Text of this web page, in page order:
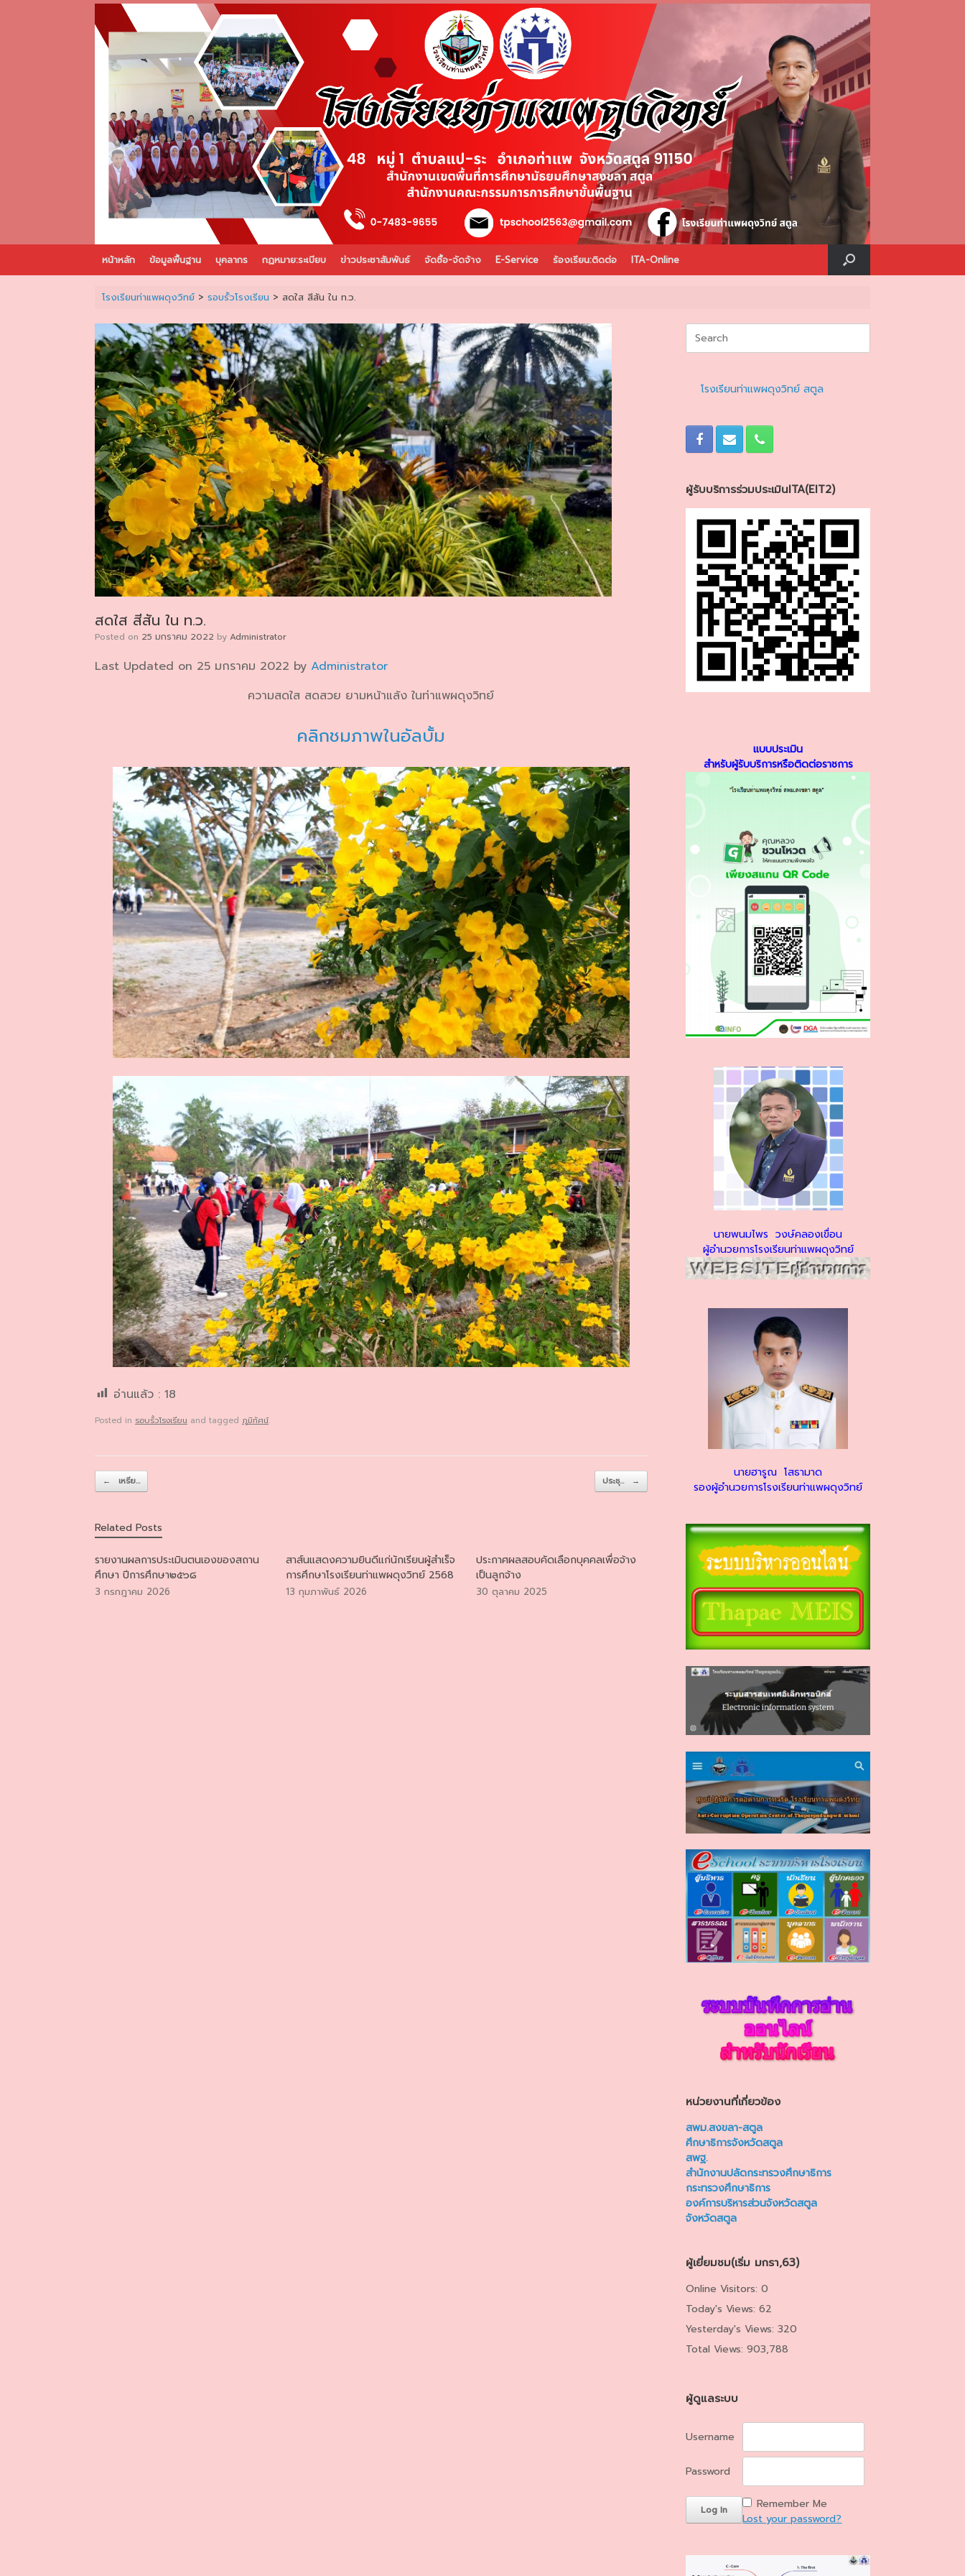
หน้าหลัก ข้อมูลพื้นฐาน บุคลากร กฏหมาย:ระเบียบ ข่าวประชาสัมพันธ์ จัดซื้อ-จัดจ้าง E-Service ร้องเรียน:ติดต่อ ITA-Online
โรงเรียนท่าแพผดุงวิทย์> รอบรั้วโรงเรียน > สดใส สีสัน ใน ท.ว.
สดใส สีสัน ใน ท.ว.
Posted on 25 มกราคม 2022 by Administrator
Last Updated on 25 มกราคม 2022 by Administrator
ความสดใส สดสวย ยามหน้าแล้ง ในท่าแพผดุงวิทย์
คลิกชมภาพในอัลบั้ม
อ่านแล้ว : 18
Posted in รอบรั้วโรงเรียน and tagged ภูมิทัศน์.
Post navigation
← เหรีย… ประชุ… →
Related Posts
รายงานผลการประเมินตนเองของสถาน
ศึกษา ปีการศึกษา๒๕๖๘
3 กรกฎาคม 2026
สาส์นแสดงความยินดีแก่นักเรียนผู้สำเร็จ
การศึกษาโรงเรียนท่าแพผดุงวิทย์ 2568
13 กุมภาพันธ์ 2026
ประกาศผลสอบคัดเลือกบุคคลเพื่อจ้าง
เป็นลูกจ้าง
30 ตุลาคม 2025
Search
for:
โรงเรียนท่าแพผดุงวิทย์ สตูล
ผู้รับบริการร่วมประเมินITA(EIT2)
แบบประเมิน
สำหรับผู้รับบริการหรือติดต่อราชการ
นายพนมไพร วงษ์คลองเขื่อน
ผู้อำนวยการโรงเรียนท่าแพผดุงวิทย์
นายฮารูณ โสธามาด
รองผู้อำนวยการโรงเรียนท่าแพผดุงวิทย์
หน่วยงานที่เกี่ยวข้อง
สพม.สงขลา-สตูล
ศึกษาธิการจังหวัดสตูล
สพฐ.
สำนักงานปลัดกระทรวงศึกษาธิการ
กระทรวงศึกษาธิการ
องค์การบริหารส่วนจังหวัดสตูล
จังหวัดสตูล
ผู้เยี่ยมชม(เริ่ม มกรา,63)
Online Visitors:0
Today's Views:62
Yesterday's Views:320
Total Views:903,788
ผู้ดูแลระบบ
Username
Password
Remember Me
Lost your password?